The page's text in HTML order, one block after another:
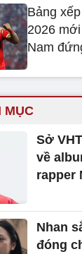
Bảng
2026
Nam
MỤC
Sở
về
rapper
Nhan
đóng